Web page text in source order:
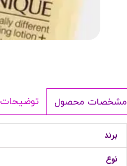
لوسیون بدن
اسپری بدن
شوینده
لوازم برقیمشخصات محصول توضیحات
برند
نوع